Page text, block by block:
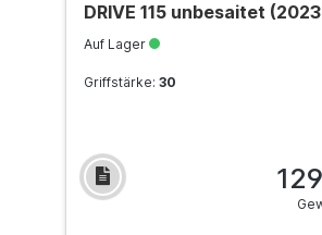
DRIVE 115 unbesaitet
Auf Lager
Griffstärke: 30